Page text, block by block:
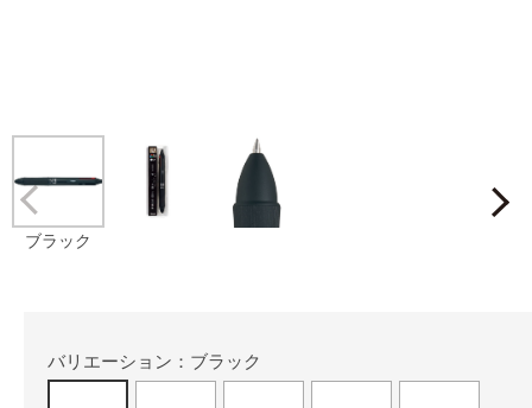
ブラック
Prev
バリエーション：ブラック